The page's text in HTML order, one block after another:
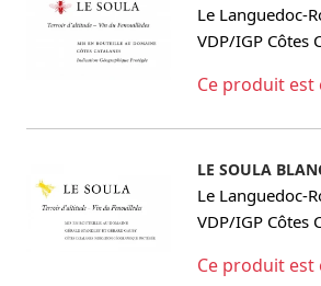
Le Languedoc-
VDP/IGP Côtes
Ce produit est
LE SOULA
Le Languedoc-
VDP/IGP Côtes
Ce produit est